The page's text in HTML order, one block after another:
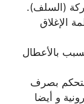
(السلف).
الإغلاق
بالأعطال
بصرف
و أيضا